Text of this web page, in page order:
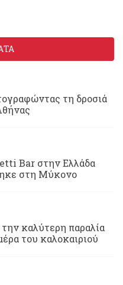
τη δροσιά
Bar στην Ελλάδα
στη Μύκονο
καλύτερη παραλία
του καλοκαιριού